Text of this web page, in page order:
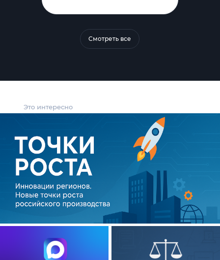
Это интересно
Смотреть все